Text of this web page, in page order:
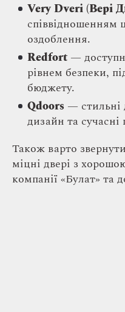
Very Dveri (Вері
співвідношенням
оздоблення.
Redfort —
рівнем безпеки,
бюджету.
Qdoors — стильні
дизайн та сучасні
Також варто
міцні двері з
компанії «Булат» та